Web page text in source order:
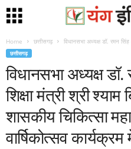
Home छत्तीसगढ़ विधानसभा अध्यक्ष डॉ. रमन सिंह
छत्तीसगढ़
विधानसभा अध्यक्ष
शिक्षा मंत्री श्री श्याम
शासकीय चिकित्सा
वार्षिकोत्सव